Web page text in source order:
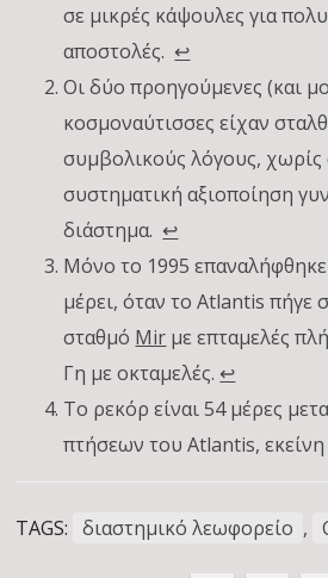
σε μικρές κάψουλες για
αποστολές. ↩︎
Οι δύο προηγούμενες (και
κοσμοναύτισσες είχαν
συμβολικούς λόγους, χωρίς
συστηματική αξιοποίηση
διάστημα. ↩︎
Μόνο το 1995 επαναλήφθηκε
μέρει, όταν το Atlantis πήγε
σταθμό Mir με επταμελές
Γη με οκταμελές. ↩︎
Το ρεκόρ είναι 54 μέρες
πτήσεων του Atlantis, εκείνη
TAGS: διαστημικό λεωφορείο ,